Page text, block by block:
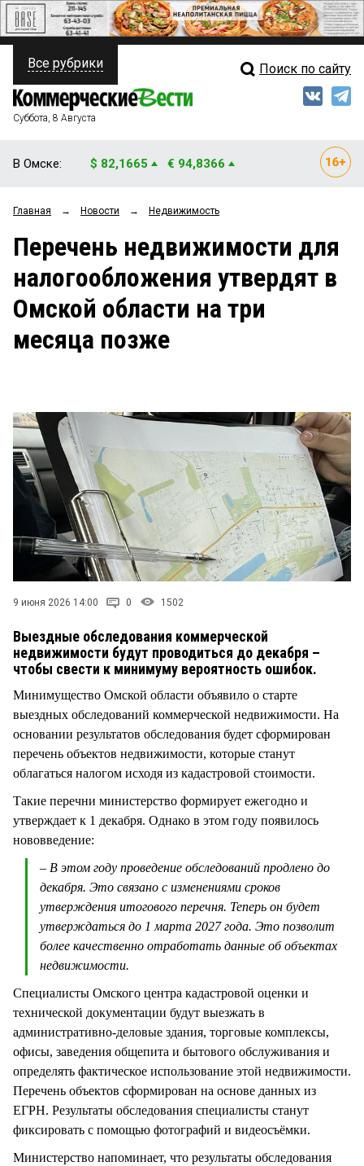
ПОЛИТИКА
ФИНАНСЫ
ОБЩЕСТВО
ЗАКОН
Свежий выпуск
Мнения
Рейтинги
Блоги
Архив
Все рубрики Поиск по сайту
Суббота, 8 Августа
В Омске: $ 82,1665 € 94,8366
Главная → Новости → Недвижимость
Перечень недвижимости для
налогообложения утвердят в
Омской области на три
месяца позже
9 июня 2026 14:00 0 1502
Выездные обследования коммерческой
недвижимости будут проводиться до декабря –
чтобы свести к минимуму вероятность ошибок.
Минимущество Омской области объявило о старте
выездных обследований коммерческой недвижимости. На
основании результатов обследования будет сформирован
перечень объектов недвижимости, которые станут
облагаться налогом исходя из кадастровой стоимости.
Такие перечни министерство формирует ежегодно и
утверждает к 1 декабря. Однако в этом году появилось
нововведение:
– В этом году проведение обследований продлено до
декабря. Это связано с изменениями сроков
утверждения итогового перечня. Теперь он будет
утверждаться до 1 марта 2027 года. Это позволит
более качественно отработать данные об объектах
недвижимости.
Специалисты Омского центра кадастровой оценки и
технической документации будут выезжать в
административно-деловые здания, торговые комплексы,
офисы, заведения общепита и бытового обслуживания и
определять фактическое использование этой недвижимости.
Перечень объектов сформирован на основе данных из
ЕГРН. Результаты обследования специалисты станут
фиксировать с помощью фотографий и видеосъёмки.
Министерство напоминает, что результаты обследования